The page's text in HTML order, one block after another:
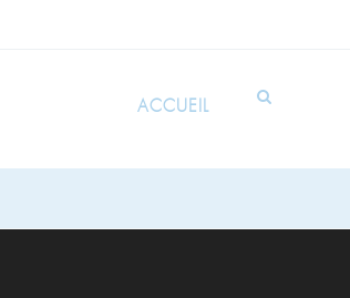
ACCUEIL